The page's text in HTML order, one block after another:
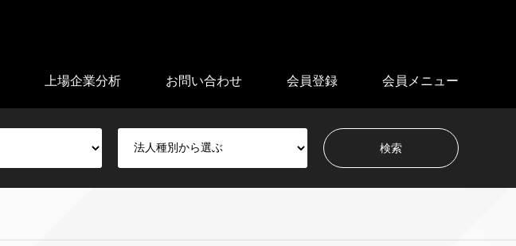
上場企業分析 お問い合わせ 会員登録 会員メニュー